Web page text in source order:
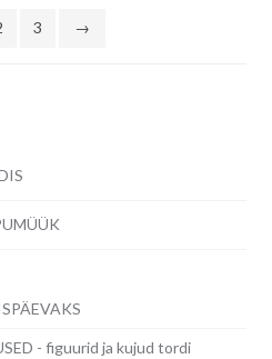
3 →
- figuurid ja kujud tordi